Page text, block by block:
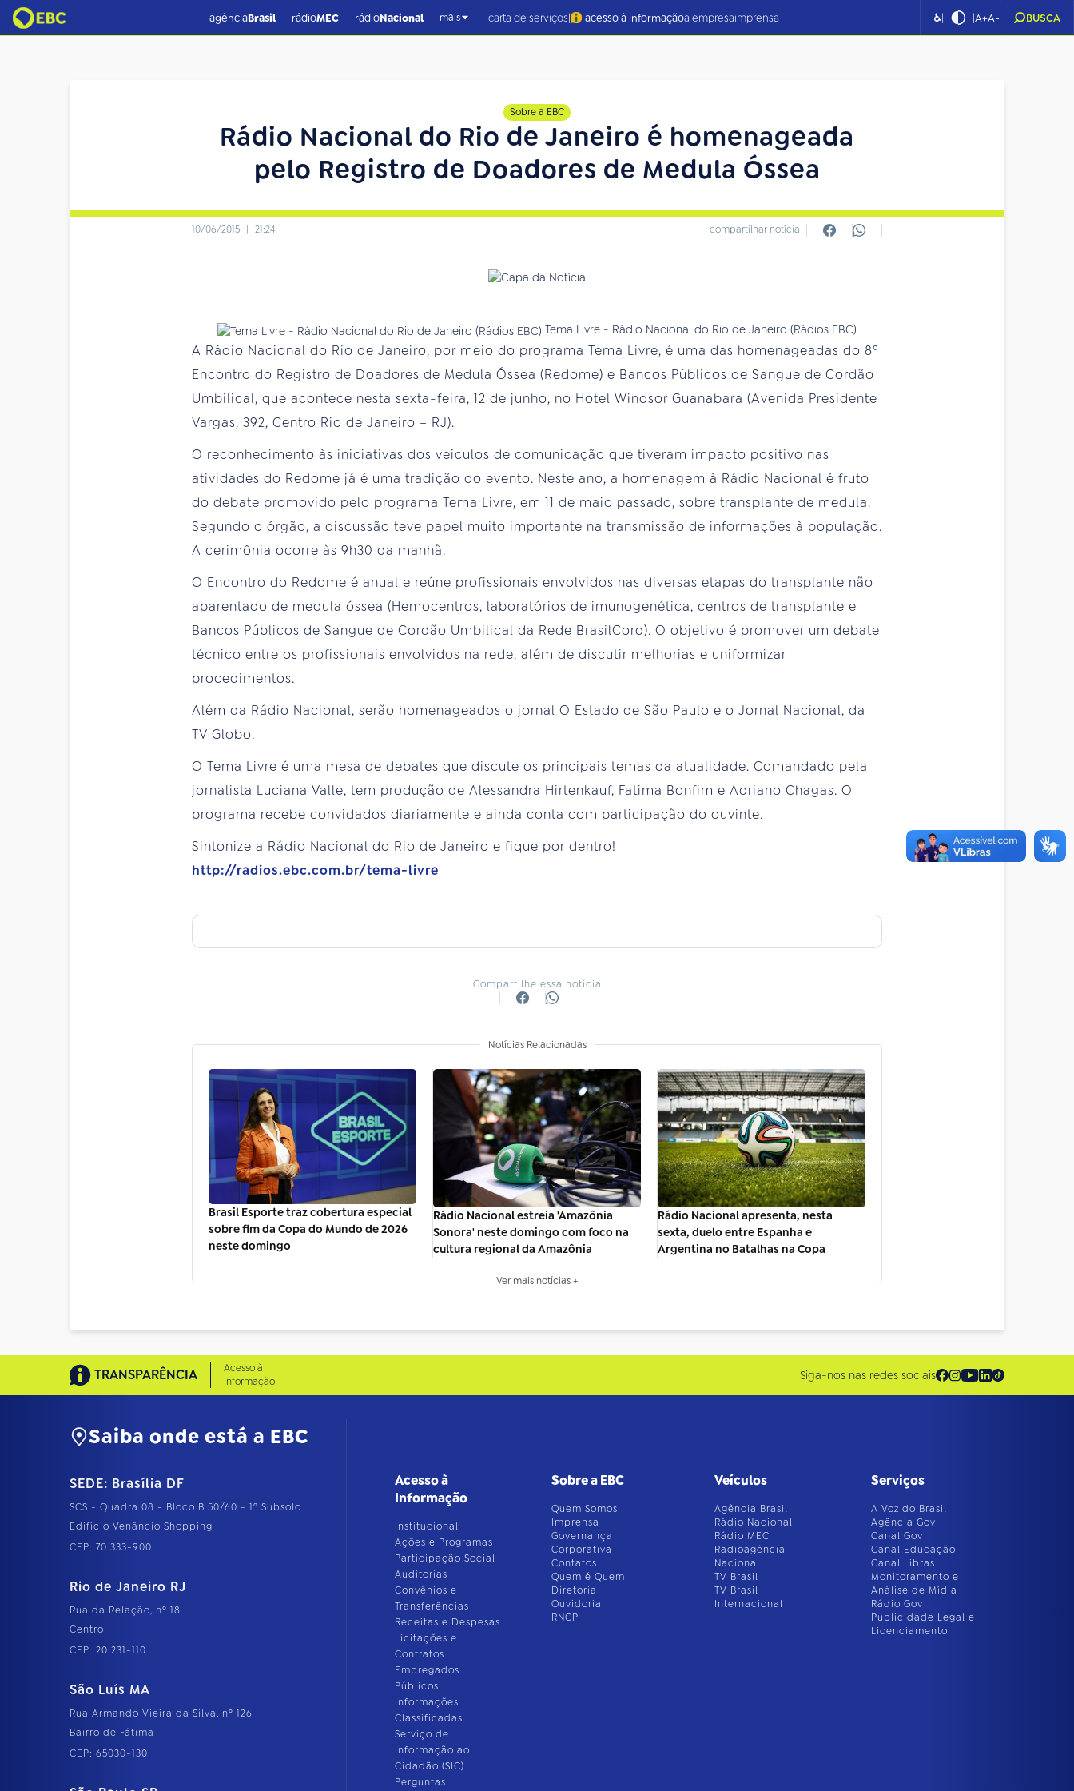
agênciaBrasil rádioMEC rádioNacional mais |carta de serviços| acesso à informaçãoa empresaimprensa ♿| |A+A- BUSCA
Sobre a EBC
Rádio Nacional do Rio de Janeiro é homenageada
pelo Registro de Doadores de Medula Óssea
10/06/2015 | 21:24 compartilhar notícia
Tema Livre - Rádio Nacional do Rio de Janeiro (Rádios EBC)
A Rádio Nacional do Rio de Janeiro, por meio do programa Tema Livre, é uma das homenageadas do 8º
Encontro do Registro de Doadores de Medula Óssea (Redome) e Bancos Públicos de Sangue de Cordão
Umbilical, que acontece nesta sexta-feira, 12 de junho, no Hotel Windsor Guanabara (Avenida Presidente
Vargas, 392, Centro Rio de Janeiro – RJ).
O reconhecimento às iniciativas dos veículos de comunicação que tiveram impacto positivo nas
atividades do Redome já é uma tradição do evento. Neste ano, a homenagem à Rádio Nacional é fruto
do debate promovido pelo programa Tema Livre, em 11 de maio passado, sobre transplante de medula.
Segundo o órgão, a discussão teve papel muito importante na transmissão de informações à população.
A cerimônia ocorre às 9h30 da manhã.
O Encontro do Redome é anual e reúne profissionais envolvidos nas diversas etapas do transplante não
aparentado de medula óssea (Hemocentros, laboratórios de imunogenética, centros de transplante e
Bancos Públicos de Sangue de Cordão Umbilical da Rede BrasilCord). O objetivo é promover um debate
técnico entre os profissionais envolvidos na rede, além de discutir melhorias e uniformizar
procedimentos.
Além da Rádio Nacional, serão homenageados o jornal O Estado de São Paulo e o Jornal Nacional, da
TV Globo.
O Tema Livre é uma mesa de debates que discute os principais temas da atualidade. Comandado pela
jornalista Luciana Valle, tem produção de Alessandra Hirtenkauf, Fatima Bonfim e Adriano Chagas. O
programa recebe convidados diariamente e ainda conta com participação do ouvinte.
Sintonize a Rádio Nacional do Rio de Janeiro e fique por dentro!
http://radios.ebc.com.br/tema-livre
Compartilhe essa notícia
Notícias Relacionadas
Brasil Esporte traz cobertura especial
sobre fim da Copa do Mundo de 2026
neste domingo
Rádio Nacional estreia 'Amazônia
Sonora' neste domingo com foco na
cultura regional da Amazônia
Rádio Nacional apresenta, nesta
sexta, duelo entre Espanha e
Argentina no Batalhas na Copa
Ver mais notícias +
TRANSPARÊNCIA
Acesso à
Informação
Siga-nos nas redes sociais
Saiba onde está a EBC
SEDE: Brasília DF
SCS - Quadra 08 - Bloco B 50/60 - 1º Subsolo
Edifício Venâncio Shopping
CEP: 70.333-900
Rio de Janeiro RJ
Rua da Relação, nº 18
Centro
CEP: 20.231-110
São Luís MA
Rua Armando Vieira da Silva, nº 126
Bairro de Fátima
CEP: 65030-130
Acesso à
Informação
Institucional
Ações e Programas
Participação Social
Auditorias
Convênios e
Transferências
Receitas e Despesas
Licitações e
Contratos
Empregados
Públicos
Informações
Classificadas
Serviço de
Informação ao
Cidadão (SIC)
Perguntas
Sobre a EBC
Quem Somos
Imprensa
Governança
Corporativa
Contatos
Quem é Quem
Diretoria
Ouvidoria
RNCP
Veículos
Agência Brasil
Rádio Nacional
Rádio MEC
Radioagência
Nacional
TV Brasil
TV Brasil
Internacional
Serviços
A Voz do Brasil
Agência Gov
Canal Gov
Canal Educação
Canal Libras
Monitoramento e
Análise de Mídia
Rádio Gov
Publicidade Legal e
Licenciamento